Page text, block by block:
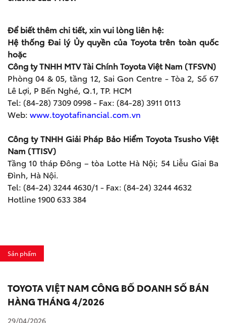
Để biết thêm chi tiết, xin vui lòng liên hệ:
Hệ thống Đai lý Ủy quyền của Toyota trên toàn quốc
hoặc
Công ty TNHH MTV Tài Chính Toyota Việt Nam (TFSVN)
Phòng 04 & 05, tầng 12, Sai Gon Centre - Tòa 2, Số 67
Lê Lợi, P Bến Nghé, Q.1, TP. HCM
Tel: (84-28) 7309 0998 - Fax: (84-28) 3911 0113
Web: www.toyotafinancial.com.vn
Công ty TNHH Giải Pháp Bảo Hiểm Toyota Tsusho Việt
Nam (TTISV)
Tầng 10 tháp Đông – tòa Lotte Hà Nội; 54 Liễu Giai Ba
Đình, Hà Nội.
Tel: (84-24) 3244 4630/1 - Fax: (84-24) 3244 4632
Hotline 1900 633 384
Sản phẩm
TOYOTA VIỆT NAM CÔNG BỐ DOANH SỐ BÁN
HÀNG THÁNG 4/2026
29/04/2026